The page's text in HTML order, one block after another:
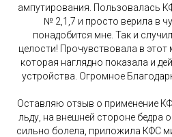
ампутирования. Пользовалась
№ 2,1,7 и просто верила в
понадобится мне. Так и
целости! Прочувствовала в
которая наглядно показала и
устройства. Огромное
Оставляю отзыв о применение
льду, на внешней стороне бедра
сильно болела, приложила КФС